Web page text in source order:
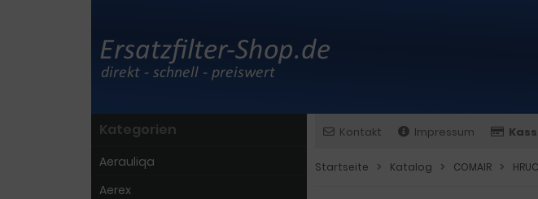
Kontakt Impressum
Startseite Katalog COMAIR
Kategorien
Aerauliqa
Aerex